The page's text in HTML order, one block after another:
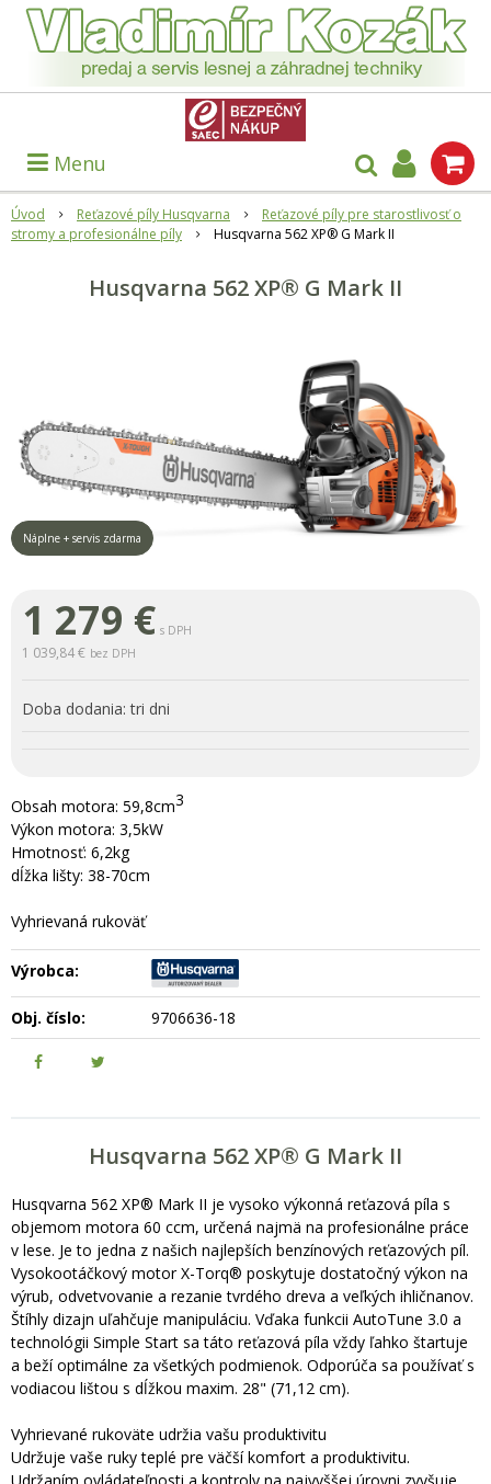
Menu
Úvod Reťazové píly Husqvarna
Reťazové píly pre starostlivosť o
stromy a profesionálne píly
Husqvarna 562 XP® G Mark II
Husqvarna 562 XP® G Mark II
Náplne + servis zdarma
1 279 € s DPH
1 039,84 € bez DPH
Doba dodania: tri dni
Obsah motora: 59,8cm3
Výkon motora: 3,5kW
Hmotnosť: 6,2kg
dĺžka lišty: 38-70cm
Vyhrievaná rukoväť
Výrobca:
Obj. číslo: 9706636-18
Husqvarna 562 XP® G Mark II
Husqvarna 562 XP® Mark II je vysoko výkonná reťazová píla s
objemom motora 60 ccm, určená najmä na profesionálne práce
v lese. Je to jedna z našich najlepších benzínových reťazových píl.
Vysokootáčkový motor X-Torq® poskytuje dostatočný výkon na
výrub, odvetvovanie a rezanie tvrdého dreva a veľkých ihličnanov.
Štíhly dizajn uľahčuje manipuláciu. Vďaka funkcii AutoTune 3.0 a
technológii Simple Start sa táto reťazová píla vždy ľahko štartuje
a beží optimálne za všetkých podmienok. Odporúča sa používať s
vodiacou lištou s dĺžkou maxim. 28" (71,12 cm).
Vyhrievané rukoväte udržia vašu produktivitu
Udržuje vaše ruky teplé pre väčší komfort a produktivitu.
Udržaním ovládateľnosti a kontroly na najvyššej úrovni zvyšuje